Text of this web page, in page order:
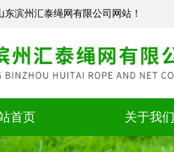
东滨州汇泰绳网有限公司网站！
首页 关于我们